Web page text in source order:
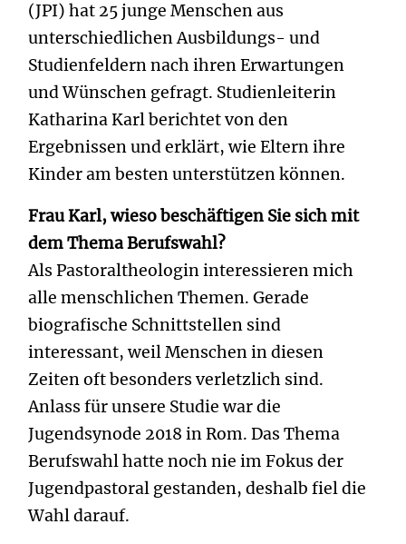
(JPI) hat 25 junge Menschen aus
unterschiedlichen Ausbildungs- und
Studienfeldern nach ihren Erwartungen
und Wünschen gefragt. Studienleiterin
Katharina Karl berichtet von den
Ergebnissen und erklärt, wie Eltern ihre
Kinder am besten unterstützen können.
Frau Karl, wieso beschäftigen Sie sich mit
dem Thema Berufswahl?
Als Pastoraltheologin interessieren mich
alle menschlichen Themen. Gerade
biografische Schnittstellen sind
interessant, weil Menschen in diesen
Zeiten oft besonders verletzlich sind.
Anlass für unsere Studie war die
Jugendsynode 2018 in Rom. Das Thema
Berufswahl hatte noch nie im Fokus der
Jugendpastoral gestanden, deshalb fiel die
Wahl darauf.